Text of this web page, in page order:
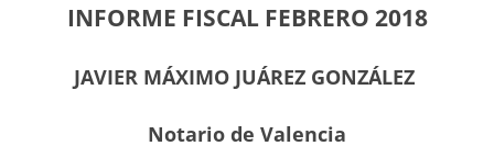
INFORME FISCAL FEBRERO 2018
JAVIER MÁXIMO JUÁREZ GONZÁLEZ
Notario de Valencia